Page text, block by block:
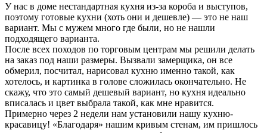
У нас в доме нестандартная кухня из-за короба и выступов,
поэтому готовые кухни (хоть они и дешевле) — это не наш
вариант. Мы с мужем много где были, но не нашли
подходящего варианта.
После всех походов по торговым центрам мы решили делать
на заказ под наши размеры. Вызвали замерщика, он все
обмерил, посчитал, нарисовал кухню именно такой, как
хотелось, и картинка в голове сложилась окончательно. Не
скажу, что это самый дешевый вариант, но кухня идеально
вписалась и цвет выбрала такой, как мне нравится.
Примерно через 2 недели нам установили нашу кухню-
красавицу! «Благодаря» нашим кривым стенам, им пришлось